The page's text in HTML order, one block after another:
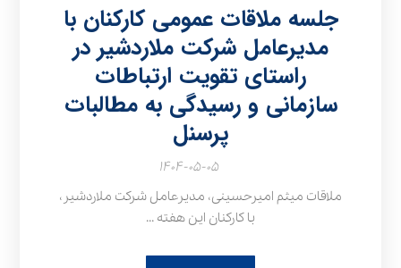
جلسه ملاقات عمومی کارکنان با
مدیرعامل شرکت ملاردشیر در
راستای تقویت ارتباطات
سازمانی و رسیدگی به مطالبات
پرسنل
۱۴۰۴-۰۵-۰۵
ملاقات میثم امیرحسینی، مدیرعامل شرکت ملاردشیر،
با کارکنان این هفته ...